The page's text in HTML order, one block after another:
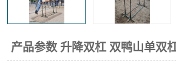
产品参数 升降双杠 双鸭山单双